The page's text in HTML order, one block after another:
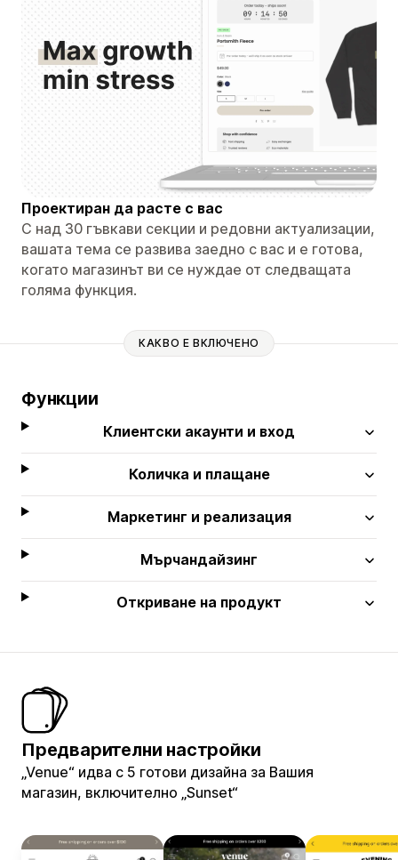
Проектиран да расте с вас
С над 30 гъвкави секции и редовни актуализации,
вашата тема се развива заедно с вас и е готова,
когато магазинът ви се нуждае от следващата
голяма функция.
КАКВО Е ВКЛЮЧЕНО
Функции
Клиентски акаунти и вход
Количка и плащане
Маркетинг и реализация
Мърчандайзинг
Откриване на продукт
Предварителни настройки
„Venue“ идва с 5 готови дизайна за Вашия
магазин, включително „Sunset“